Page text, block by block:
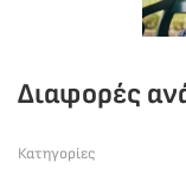
Διαφορές
Κατηγορίες